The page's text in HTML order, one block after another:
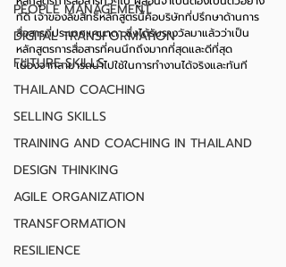
PEOPLE MANAGEMENT
DIGITAL TRANSFORMATION
FUTURE SKILLS
THAILAND COACHING
SELLING SKILLS
TRAINING AND COACHING IN THAILAND
DESIGN THINKING
AGILE ORGANIZATION
TRANSFORMATION
RESILIENCE
ที่ดี เจ้าของลิขสิทธิ์หลักสูตรนี้คือบริษัทที่ปรึกษาด้านการ
สื่อสารที่ประเทศแคนาดา ซึ่งได้รับรางวัลมาแล้วว่าเป็น
หลักสูตรการสื่อสารที่คนนึกถึงมากที่สุดและดีที่สุด
เนื่องจากสามารถนำไปใช้ในการทำงานได้จริงและทันที